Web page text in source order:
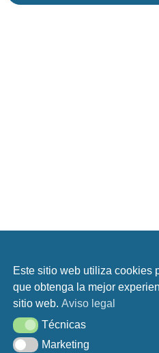
Este sitio web utiliza cookies
que obtenga la mejor
sitio web.Aviso legal
TécnicasTécnicas
MarketingMarketing